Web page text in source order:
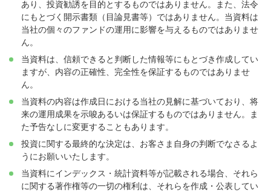
あり、投資勧誘を目的とするものではありません。また、法令
にもとづく開示書類（目論見書等）ではありません。当資料は
当社の個々のファンドの運用に影響を与えるものではありませ
ん。
当資料は、信頼できると判断した情報等にもとづき作成してい
ますが、内容の正確性、完全性を保証するものではありませ
ん。
当資料の内容は作成日における当社の見解に基づいており、将
来の運用成果を示唆あるいは保証するものではありません。ま
た予告なしに変更することもあります。
投資に関する最終的な決定は、お客さま自身の判断でなさるよ
うにお願いいたします。
当資料にインデックス・統計資料等が記載される場合、それら
に関する著作権等の一切の権利は、それらを作成・公表してい